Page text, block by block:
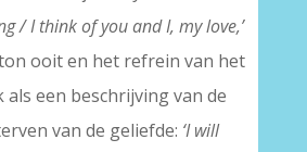
/ I think of you and I, my love,’
ooit en het refrein van het
een beschrijving van de
van de geliefde: ‘I will